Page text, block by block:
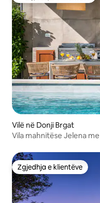
Vilë në Donji Brgat
Vila mahnitëse Jelena
Zgjedhja e klientëve
Zgjedhja e klientëve